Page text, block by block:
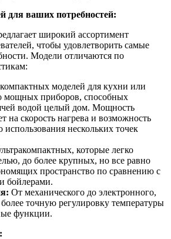
для ваших потребностей:
широкий ассортимент
чтобы удовлетворить самые
Модели отличаются по
моделей для кухни или
мощных приборов, способных
водой целый дом. Мощность
на скорость нагрева и возможность
использования нескольких точек
которые легко
до более крупных, но все равно
пространство по сравнению с
бойлерами.
От механического до электронного,
точную регулировку температуры
функции.